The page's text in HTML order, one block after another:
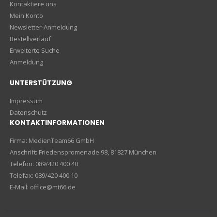
Kontaktiere uns
Mein Konto
Newsletter-Anmeldung
Bestellverlauf
Erweiterte Suche
Anmeldung
UNTERSTÜTZUNG
Impressum
Datenschutz
KONTAKTINFORMATIONEN
Firma: MedienTeam66 GmbH
Anschrift: Friedenspromenade 98, 81827 München
Telefon: 089/420 400 40
Telefax: 089/420 400 10
E-Mail: office@mt66.de